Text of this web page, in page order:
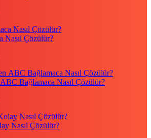
Nasıl Çözülür?
Bağlamaca Nasıl Çözülür?
Nasıl Çözülür?